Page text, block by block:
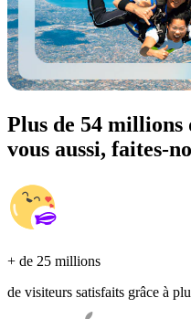
Plus de 54 millions
vous aussi, faites-
+ de 25 millions
de visiteurs satisfaits grâce à